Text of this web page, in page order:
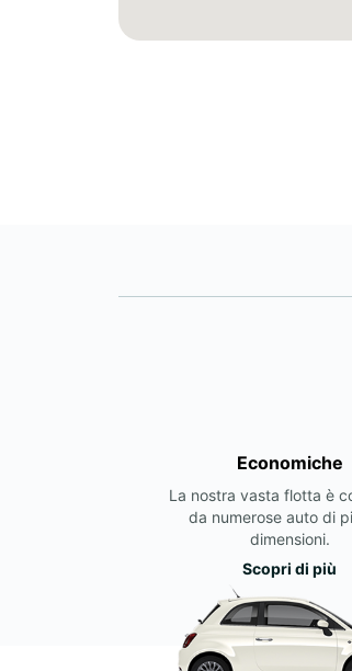
Economiche
La nostra vasta flotta è
da numerose auto di
dimensioni.
Scopri di più